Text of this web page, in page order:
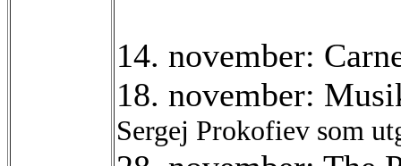
14. november:
18. november:
Sergej Prokofiev som